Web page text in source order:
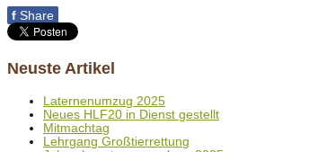
f Share
Neuste Artikel
Laternenumzug 2025
Neues HLF20 in Dienst gestellt
Mitmachtag
Lehrgang Großtierrettung